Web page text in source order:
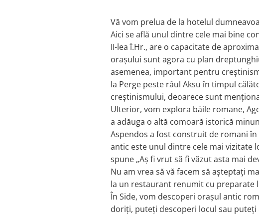
Vă vom prelua de la hotelul
Aici se află unul dintre cele mai bine
II-lea î.Hr., are o capacitate de
orașului sunt agora cu plan
asemenea, important pentru
la Perge peste râul Aksu în timpul
creștinismului, deoarece sunt
Ulterior, vom explora băile romane,
a adăuga o altă comoară istorică
Aspendos a fost construit de romani
antic este unul dintre cele mai vizitate
spune „Aș fi vrut să fi văzut asta mai
Nu am vrea să vă facem să așteptați
la un restaurant renumit cu preparate
În Side, vom descoperi orașul antic
doriți, puteți descoperi locul sau puteți